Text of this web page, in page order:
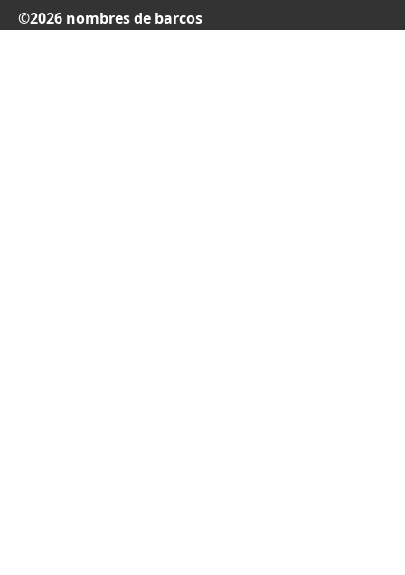
©2026 nombres de barcos